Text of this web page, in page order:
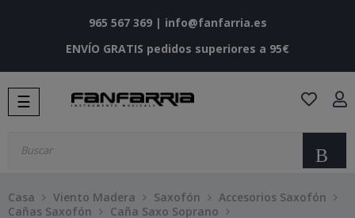
965 567 369| info@fanfarria.es
ENVÍO GRATIS pedidos superiores a 95€
Navegación
de
☰
Casa Viento Madera Saxofón
Accesorios Saxofón
Cañas Saxofón
Caña Saxo Soprano